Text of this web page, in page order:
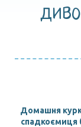
Домашня
спадкоємиця